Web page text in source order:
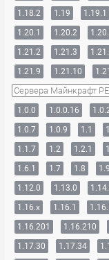
1.18.2
1.19 1.19.1
1.20.1
1.20.2
1.21.2
1.21.3
1.21.9
1.21.10
Сервера Майнкрафт PE
1.0.0
1.0.0.16
1.0.7
1.0.9 1.1
1.1.7
1.2 1.2.1
1.6.1
1.7 1.8 1.9
1.12.0
1.13.0
1.16.x
1.16.1
1.16.201
1.16.210
1.17.30
1.17.34